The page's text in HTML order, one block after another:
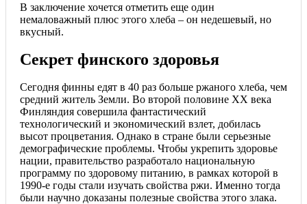
В заключение хочется отметить еще один
немаловажный плюс этого хлеба – он недешевый, но
вкусный.
Секрет финского здоровья
Сегодня финны едят в 40 раз больше ржаного хлеба, чем
средний житель Земли. Во второй половине XX века
Финляндия совершила фантастический
технологический и экономический взлет, добилась
высот процветания. Однако в стране были серьезные
демографические проблемы. Чтобы укрепить здоровье
нации, правительство разработало национальную
программу по здоровому питанию, в рамках которой в
1990-е годы стали изучать свойства ржи. Именно тогда
были научно доказаны полезные свойства этого злака.